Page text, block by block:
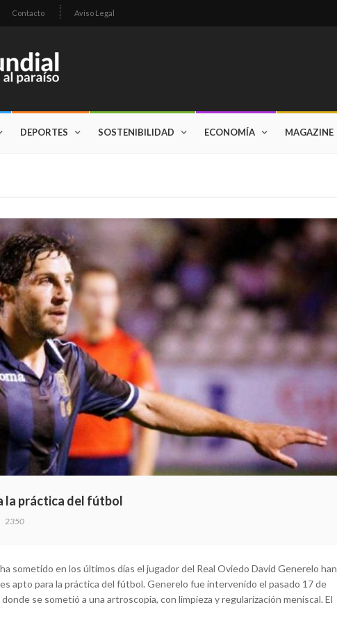
Contacto Aviso Legal
DEPORTES SOSTENIBILIDAD ECONOMÍA MAGAZINE
la práctica del fútbol
2350
sometido en los últimos días el jugador del Real Oviedo David Generelo han
apto para la práctica del fútbol. Generelo fue intervenido el pasado 17 de
se sometió a una artroscopia, con limpieza y regularización meniscal. El